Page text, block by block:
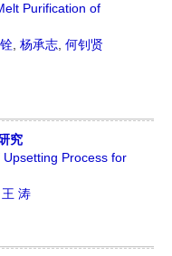
Purification of
杨承志 何钊贤
究
Process for
王 涛